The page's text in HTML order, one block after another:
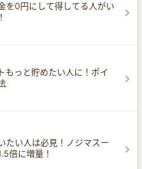
を0円にして得してる人がい
もっと貯めたい人に！ポイ
たい人は必見！ノジマスー
倍に増量！